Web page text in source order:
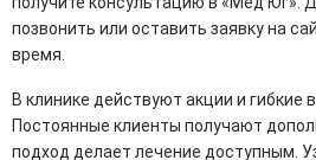
позвонить или оставить заявку на
время.
В клинике действуют акции и гибкие
Постоянные клиенты получают
подход делает лечение доступным.